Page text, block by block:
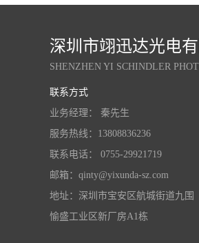
深圳市翊迅达光电
SHENZHEN YI SCHINDLER
联系方式
业务经理： 秦先生
服务热线：13808836236
联系电话： 0755-29921719
邮箱：qinty@yixunda-sz.com
地址：深圳市宝安区航城街道九围
愉盛工业区新厂房A1栋